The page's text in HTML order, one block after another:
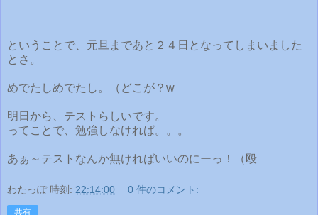
ということで、元旦まであと２４日となってしまいました
とさ。
めでたしめでたし。（どこが？w
明日から、テストらしいです。
ってことで、勉強しなければ。。。
あぁ～テストなんか無ければいいのにーっ！（殴
わたっぽ 時刻: 22:14:00 0 件のコメント:
共有